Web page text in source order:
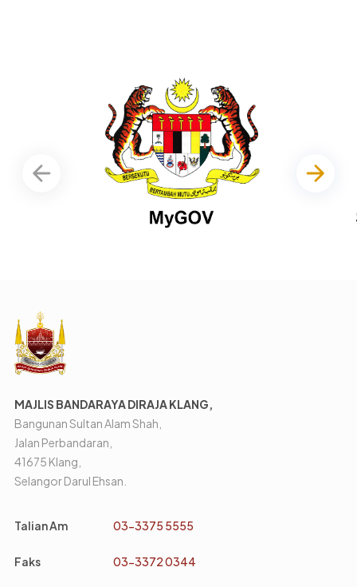
MAJLIS BANDARAYA DIRAJA KLANG,
Bangunan Sultan Alam Shah,
Jalan Perbandaran,
41675 Klang,
Selangor Darul Ehsan.
Talian Am 03-3375 5555
Faks 03-3372 0344